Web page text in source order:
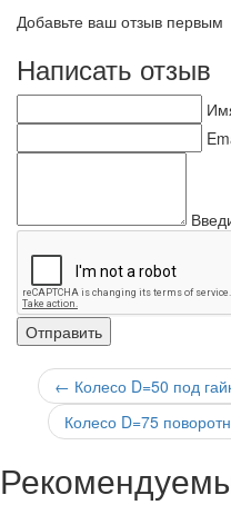
Добавьте ваш отзыв первым
Написать отзыв
← Колесо D=50 под
Колесо D=75